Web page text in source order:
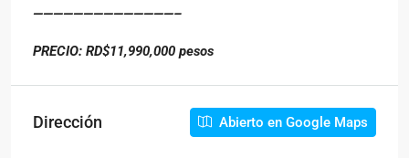
——————————————–
PRECIO: RD$11,990,000 pesos
Dirección Abierto en Google Maps